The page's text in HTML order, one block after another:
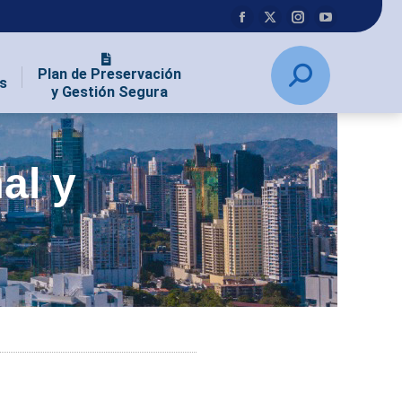
Plan de Preservación
y Gestión Segura
y